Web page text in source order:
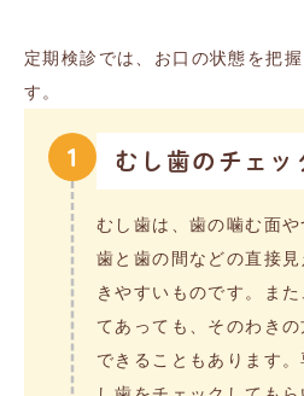
定期検診では、お口の状態を把
す。
1 むし歯のチェッ
むし歯は、歯の噛む面や
歯と歯の間などの直接
きやすいものです。ま
てあっても、そのわき
できることもあります